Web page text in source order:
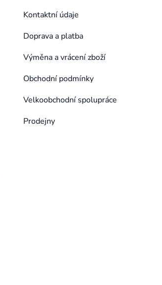
Kontaktní údaje
Doprava a platba
Výměna a vrácení zboží
Obchodní podmínky
Velkoobchodní spolupráce
Prodejny